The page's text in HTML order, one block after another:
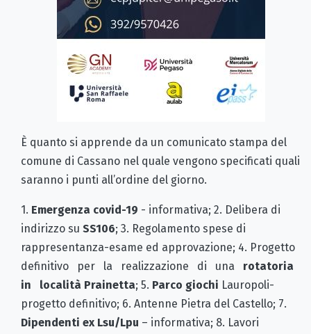
È quanto si apprende da un comunicato stampa del
comune di Cassano nel quale vengono specificati quali
saranno i punti all’ordine del giorno.
1. Emergenza covid-19 - informativa; 2. Delibera di
indirizzo su SS106; 3. Regolamento spese di
rappresentanza-esame ed approvazione; 4. Progetto
definitivo per la realizzazione di una rotatoria
in località Prainetta; 5. Parco giochi Lauropoli-
progetto definitivo; 6. Antenne Pietra del Castello; 7.
Dipendenti ex Lsu/Lpu – informativa; 8. Lavori